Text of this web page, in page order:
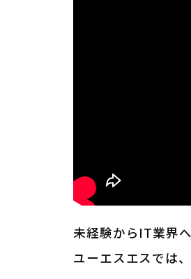
未経験からIT業界
ユーエスエスでは